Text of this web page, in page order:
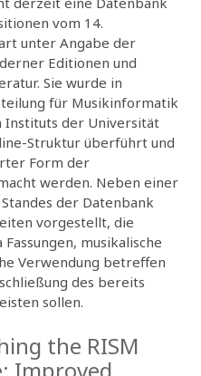
vom 14.
unter Angabe der
Editionen und
Sie wurde in
für Musikinformatik
Instituts der Universität
Struktur überführt und
Form der
werden. Neben einer
der Datenbank
vorgestellt, die
musikalische
Verwendung betreffen
des bereits
sollen.
the RISM